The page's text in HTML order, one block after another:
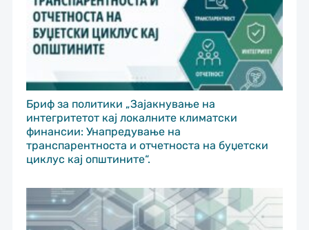
Бриф за политики „Зајакнување на
интегритетот кај локалните климатски
финансии: Унапредување на
транспарентноста и отчетноста на буџетски
циклус кај општините“.